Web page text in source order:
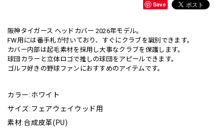
Save
阪神タイガース ヘッドカバー 2026年モデル。
FW用には番手札が付いており、すぐにクラブを識別できます。
カバー内部は起毛素材を採用し大事なクラブを保護します。
球団カラーと立体ロゴで推しの球団をアピールできます。
ゴルフ好きの野球ファンにおすすめのアイテムです。
カラー:ホワイト
サイズ:フェアウェイウッド用
素材:合成皮革(PU)